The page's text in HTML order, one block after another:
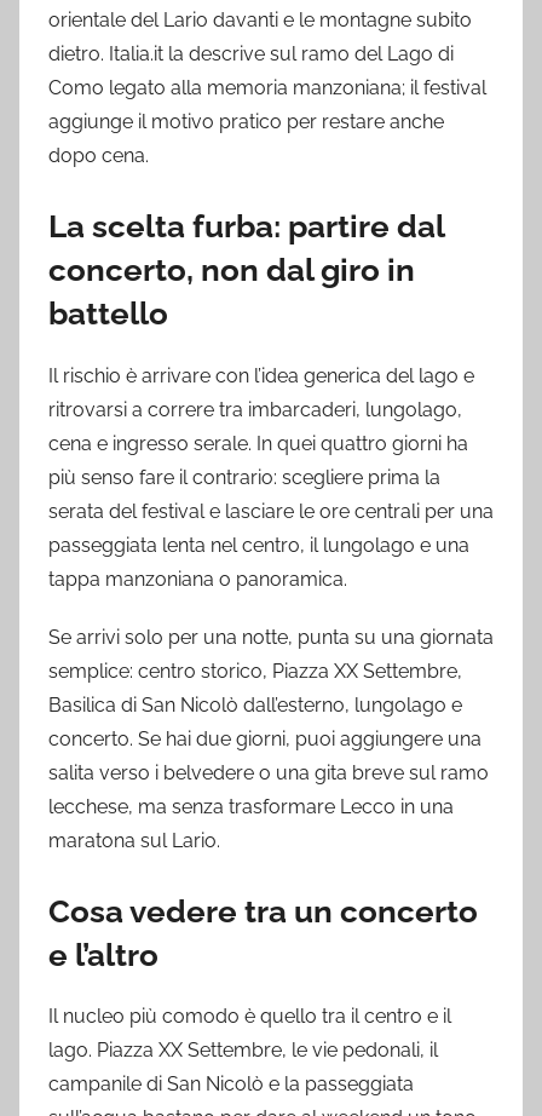
orientale del Lario davanti e le montagne subito
dietro. Italia.it la descrive sul ramo del Lago di
Como legato alla memoria manzoniana; il festival
aggiunge il motivo pratico per restare anche
dopo cena.
La scelta furba: partire dal
concerto, non dal giro in
battello
Il rischio è arrivare con l’idea generica del lago e
ritrovarsi a correre tra imbarcaderi, lungolago,
cena e ingresso serale. In quei quattro giorni ha
più senso fare il contrario: scegliere prima la
serata del festival e lasciare le ore centrali per una
passeggiata lenta nel centro, il lungolago e una
tappa manzoniana o panoramica.
Se arrivi solo per una notte, punta su una giornata
semplice: centro storico, Piazza XX Settembre,
Basilica di San Nicolò dall’esterno, lungolago e
concerto. Se hai due giorni, puoi aggiungere una
salita verso i belvedere o una gita breve sul ramo
lecchese, ma senza trasformare Lecco in una
maratona sul Lario.
Cosa vedere tra un concerto
e l’altro
Il nucleo più comodo è quello tra il centro e il
lago. Piazza XX Settembre, le vie pedonali, il
campanile di San Nicolò e la passeggiata